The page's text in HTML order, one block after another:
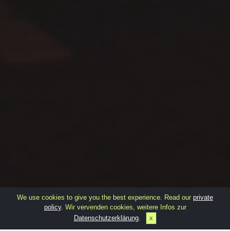
We use cookies to give you the best experience. Read our private
policy. Wir vervenden cookies, weitere Infos zur
Datenschutzerklärung.